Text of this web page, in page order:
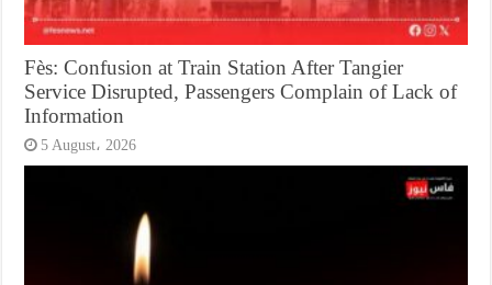
Fès: Confusion at Train Station After Tangier
Service Disrupted, Passengers Complain of Lack of
Information
5 August، 2026